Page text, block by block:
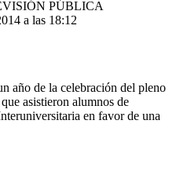
PÚBLICA
a las 18:12
año de la celebración del pleno
asistieron alumnos de
en favor de una